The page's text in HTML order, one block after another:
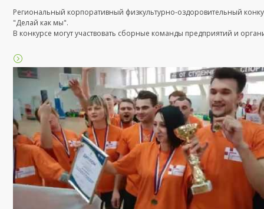
Региональный корпоративный физкультурно-оздоровительный
"Делай как мы".
В конкурсе могут участвовать сборные команды предприятий и